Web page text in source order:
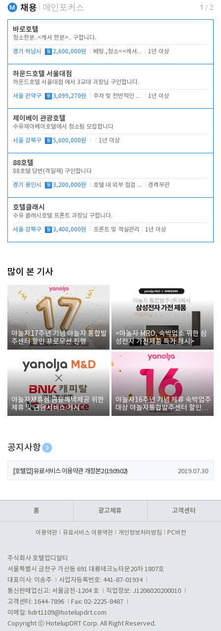
채용 메인포커스 1 / 2
바로호텔
청소한분..<캐셔 한분>.. 구합니다.
경기 하남시 월 2,600,000원 베팅.,청소<<캐셔 모셔봅니다. 1년 이상
하운드호텔 서울대점
하운드호텔 서울대점 에서 3교대 과장님 구인합니다.
서울 관악구 월 3,099,270원 주차 및 전반적인 당번업무 1년 이상
제이베이 관광호텔
수유제이베이호텔에서 청소팀 모집합니다
서울 강북구 월 5,600,000원 1년 이상
88호텔
88호텔 당번(격일제) 구인합니다
경기 용인시 월 3,200,000원 호텔 내 외부 점검 및 프런트 운영 경력무관
호텔클래시
수유 클래시호텔 프론트 과장님 구합니다.
서울 강북구 월 3,400,000원 프론트 및 객실관리 1년 이상
많이 본 기사
야놀자17주년 기념 야놀자 통합발
주센터 할인 프로모션 진행
<야놀자 MRO, 숙박업소 위한 삼
성전자 가전제품 특가 개시>
야놀자제휴점 금융혜택제공 위한
제휴 및 금융서비스 게시
야놀자16주년 기념 제휴 숙박업주
대상 야놀자통합발주센터 할인쿠
폰 증정
공지사항
[호텔업] 개인정보 처리방침 개정본1 (19.09.02)
[호텔업] 유료서비스 이용약관 개정본2 (19.09.02) 2019.07.30
홈 광고제휴 고객센터
이용약관 유료서비스 이용약관 개인정보처리방침 PC버전
주식회사 호텔업디알티
서울특별시 금천구 가산동 691 대륭테크노타운20차 1807호
대표이사: 이송주
사업자등록번호: 441-87-01934
통신판매업신고: 서울금천-1204 호
직업정보: J1206020200010
고객센터: 1644-7896
Fax: 02-2225-8487
이메일: hdrt1109@hotelupdrt.com
Copyright ⓒ HotelupDRT Corp. All Right Reserved.